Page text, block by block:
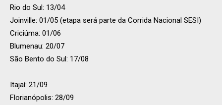
Rio do Sul: 13/04
Joinville: 01/05 (etapa será parte da Corrida Nacional SESI)
Criciúma: 01/06
Blumenau: 20/07
São Bento do Sul: 17/08
Itajaí: 21/09
Florianópolis: 28/09